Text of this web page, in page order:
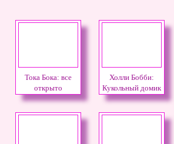
Тока Бока: все
открыто
Холли Бобби:
Кукольный домик